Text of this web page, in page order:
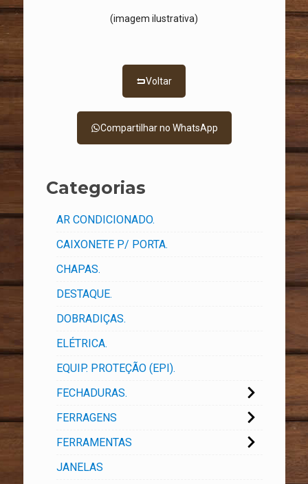
(imagem ilustrativa)
Voltar
Compartilhar no WhatsApp
Categorias
AR CONDICIONADO.
CAIXONETE P/ PORTA.
CHAPAS.
DESTAQUE.
DOBRADIÇAS.
ELÉTRICA.
EQUIP. PROTEÇÃO (EPI).
FECHADURAS.
FERRAGENS
FERRAMENTAS
JANELAS